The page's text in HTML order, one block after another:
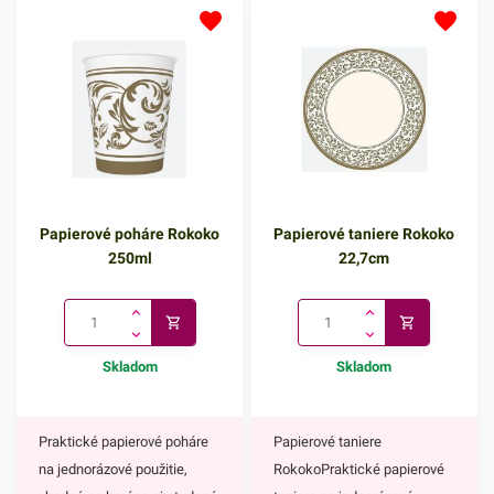
Papierové poháre Rokoko
250ml
Skladom
Praktické papierové poháre
na jednorázové použitie,
Papierové taniere Rokoko
22,7cm
Skladom
Papierové taniere
RokokoPraktické papierové